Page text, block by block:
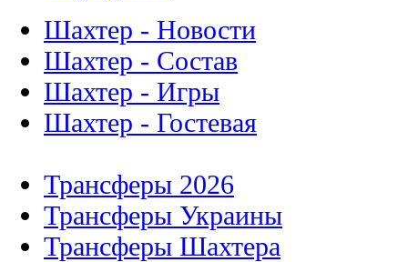
Шахтер - Новости
Шахтер - Состав
Шахтер - Игры
Шахтер - Гостевая
Трансферы 2026
Трансферы Украины
Трансферы Шахтера